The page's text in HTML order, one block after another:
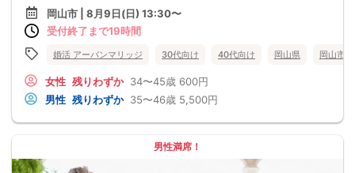
岡山市 | 8月9日(日) 13:30〜
受付終了まで19時間
婚活 アーバンマリッジ 30代向け 40代向け 岡山県 岡山市
女性 残りわずか 34〜45歳 600円
男性 残りわずか 35〜46歳 5,500円
男性満席！